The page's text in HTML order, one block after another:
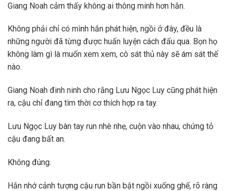
Giang Noah cảm thấy không ai thông minh hơn hắn.
Không phải chỉ có mình hắn phát hiện, ngồi ở đây, đều là
những người đã từng được huấn luyện cách đấu qua. Bọn họ
không làm gì là muốn xem xem, cô sát thủ này sẽ ám sát thế
nào.
Giang Noah đinh ninh cho rằng Lưu Ngọc Luy cũng phát hiện
ra, cậu chỉ đang tìm thời cơ thích hợp ra tay.
Lưu Ngọc Luy bàn tay run nhè nhẹ, cuộn vào nhau, chứng tỏ
cậu đang bất an.
Không đúng.
Hắn nhớ cảnh tượng cậu run bần bật ngồi xuống ghế, rõ ràng